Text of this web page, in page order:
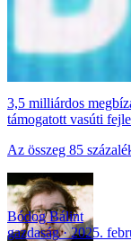
3,5 milliárdos
támogatott vasúti
Az összeg 85
Bódog Bálint
gazdaság
2025.